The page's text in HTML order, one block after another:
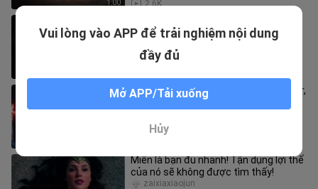
1:00 2.6K
thân xác thật của ác quỷ, anh sẽ đối
Marvel Superman chỉ sử dụng tia laser,
DC Superman thì linh hoạt hơn!
Miễn là bạn đủ nhanh! Tận dụng lợi thế
của nó sẽ không được tìm thấy!
zaixiaxiaojun
Vui lòng vào APP để trải nghiệm nội dung
đầy đủ
Mở APP/Tải xuống
Hủy